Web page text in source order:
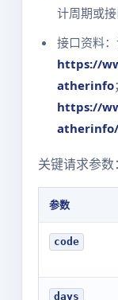
计周期或
接口资料
https://
atherinfo
https://
关键请求参数：
参数
code
days